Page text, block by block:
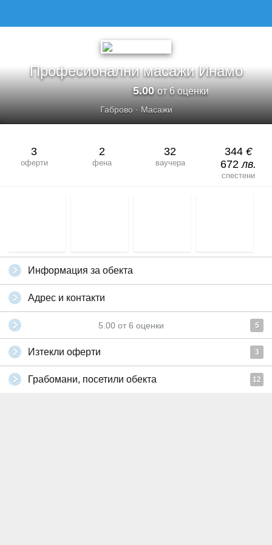
Професионални масажи Инамо
5.00от 6 оценки
Габрово· Масажи
3
оферти
2
фена
32
ваучера
344 €
672лв.
спестени
Информация за обекта
Адрес и контакти
5.00 от 6 оценки 5
Изтекли оферти 3
Грабомани, посетили обекта 12